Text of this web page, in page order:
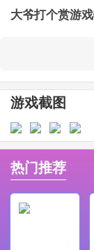
大爷打个赏游戏
种经营养成的
丰富的剧情发
触又会发生怎样
超多不同的女
他们培养成为女
大爷打个赏游戏
1、参与网络
游戏截图
热门推荐